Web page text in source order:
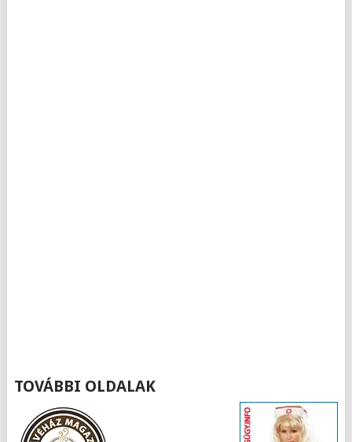
TOVÁBBI OLDALAK